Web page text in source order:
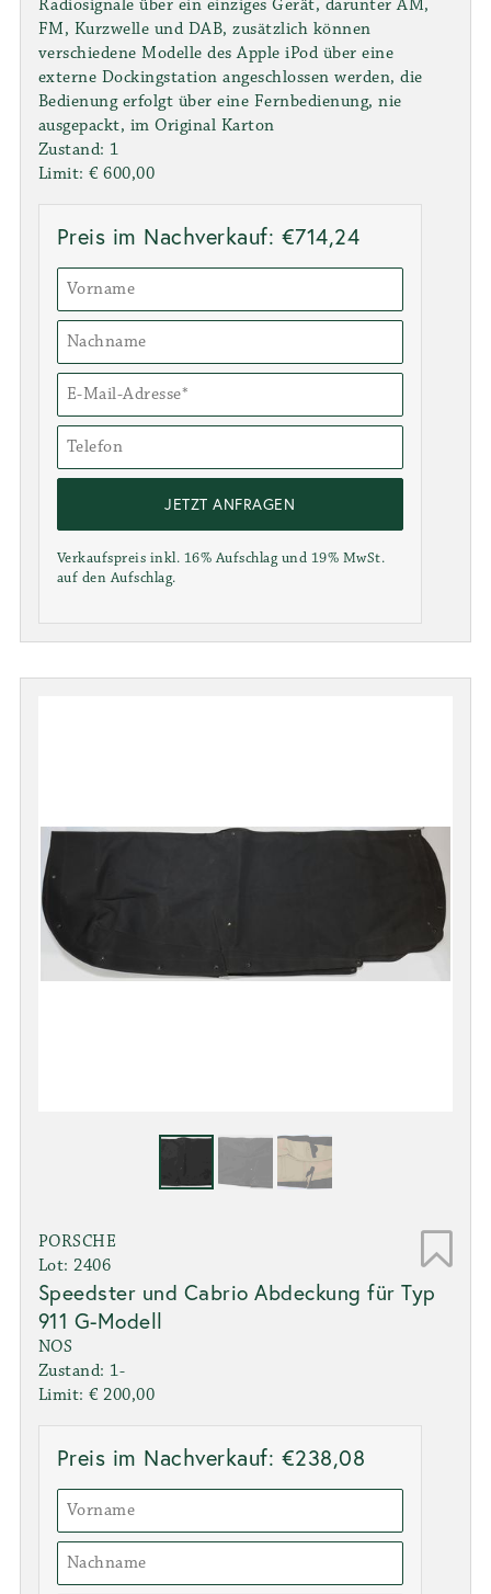
Radiosignale über ein einziges Gerät, darunter AM,
FM, Kurzwelle und DAB, zusätzlich können
verschiedene Modelle des Apple iPod über eine
externe Dockingstation angeschlossen werden, die
Bedienung erfolgt über eine Fernbedienung, nie
ausgepackt, im Original Karton
Zustand: 1
Limit: € 600,00
Preis im Nachverkauf: €714,24
JETZT ANFRAGEN
Verkaufspreis inkl. 16% Aufschlag und 19% MwSt.
auf den Aufschlag.
PORSCHE
Lot: 2406
Speedster und Cabrio Abdeckung für Typ
911 G-Modell
NOS
Zustand: 1-
Limit: € 200,00
Preis im Nachverkauf: €238,08